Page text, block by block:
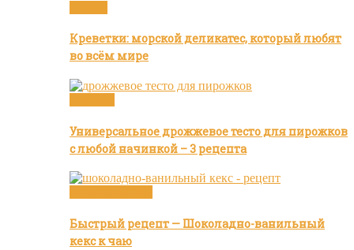
Креветки: морской деликатес, который любят
во всём мире
Универсальное дрожжевое тесто для пирожков
с любой начинкой – 3 рецепта
Быстрый рецепт — Шоколадно-ванильный
кекс к чаю